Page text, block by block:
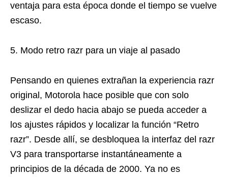
ventaja para esta época donde el tiempo se vuelve
escaso.
5. Modo retro razr para un viaje al pasado
Pensando en quienes extrañan la experiencia razr
original, Motorola hace posible que con solo
deslizar el dedo hacia abajo se pueda acceder a
los ajustes rápidos y localizar la función “Retro
razr”. Desde allí, se desbloquea la interfaz del razr
V3 para transportarse instantáneamente a
principios de la década de 2000. Ya no es